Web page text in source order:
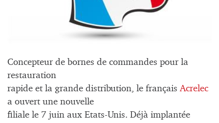
Concepteur de bornes de commandes pour la
restauration
rapide et la grande distribution, le françaisAcrelec
a ouvert une nouvelle
filiale le 7 juin aux Etats-Unis. Déjà implantée